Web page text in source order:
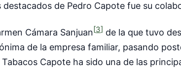
de Pedro Capote fue su
Cámara Sanjuan [3] de la que tuvo
de la empresa familiar, pasando
Tabacos Capote ha sido una de las